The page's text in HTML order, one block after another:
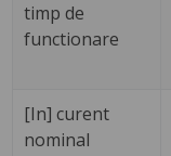
timp de
functionare
[In] curent
nominal